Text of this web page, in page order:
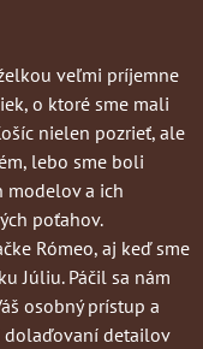
veľmi príjemne
o ktoré sme mali
nielen pozrieť, ale
lebo sme boli
modelov a ich
poťahov.
Rómeo, aj keď sme
Júliu. Páčil sa nám
osobný prístup a
dolaďovaní detailov